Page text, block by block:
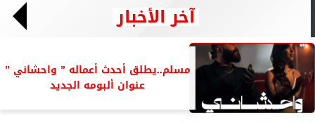
آخر الأخبار
مسلم..يطلق أحدث أعماله ” واحشاني ”
عنوان ألبومه الجديد